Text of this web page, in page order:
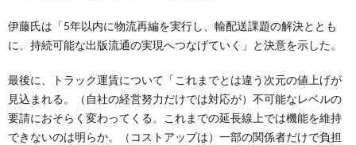
伊藤氏は「5年以内に物流再編を実行し、輸配送課題の解決ととも
に、持続可能な出版流通の実現へつなげていく」と決意を示した。
最後に、トラック運賃について「これまでとは違う次元の値上げが
見込まれる。（自社の経営努力だけでは対応が）不可能なレベルの
要請におそらく変わってくる。これまでの延長線上では機能を維持
できないのは明らか。（コストアップは）一部の関係者だけで負担